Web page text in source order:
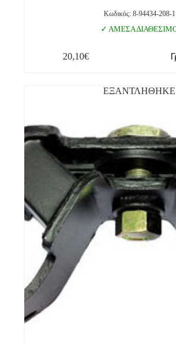
Κωδικός: 8-94434-208-1
ΑΜΕΣΑ
20,10€
ΕΞΑΝΤΛΗΘΗΚΕ